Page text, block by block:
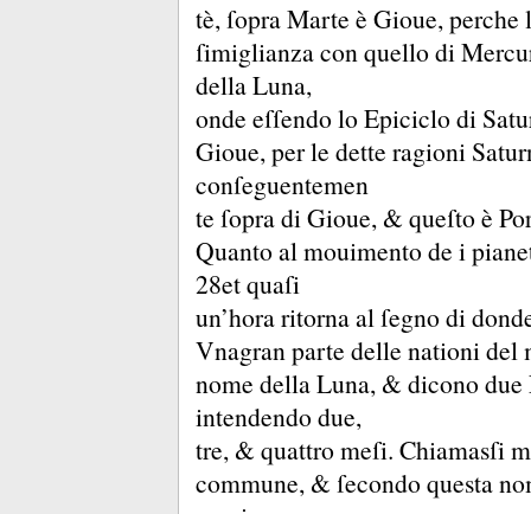
tè, ſopra Marte è Gioue,
ſimiglianza con quello di
della Luna,
onde eſſendo lo Epiciclo di
Gioue, per le dette ragioni
conſeguentemen
te ſopra di Gioue, & queſto è
Quanto al mouimento de i
28et quaſi
un’hora ritorna al ſegno di
Vnagran parte delle nationi del
nome della Luna, & dicono due
intendendo due,
tre, & quattro meſi. Chiamasſi
commune, & ſecondo questa